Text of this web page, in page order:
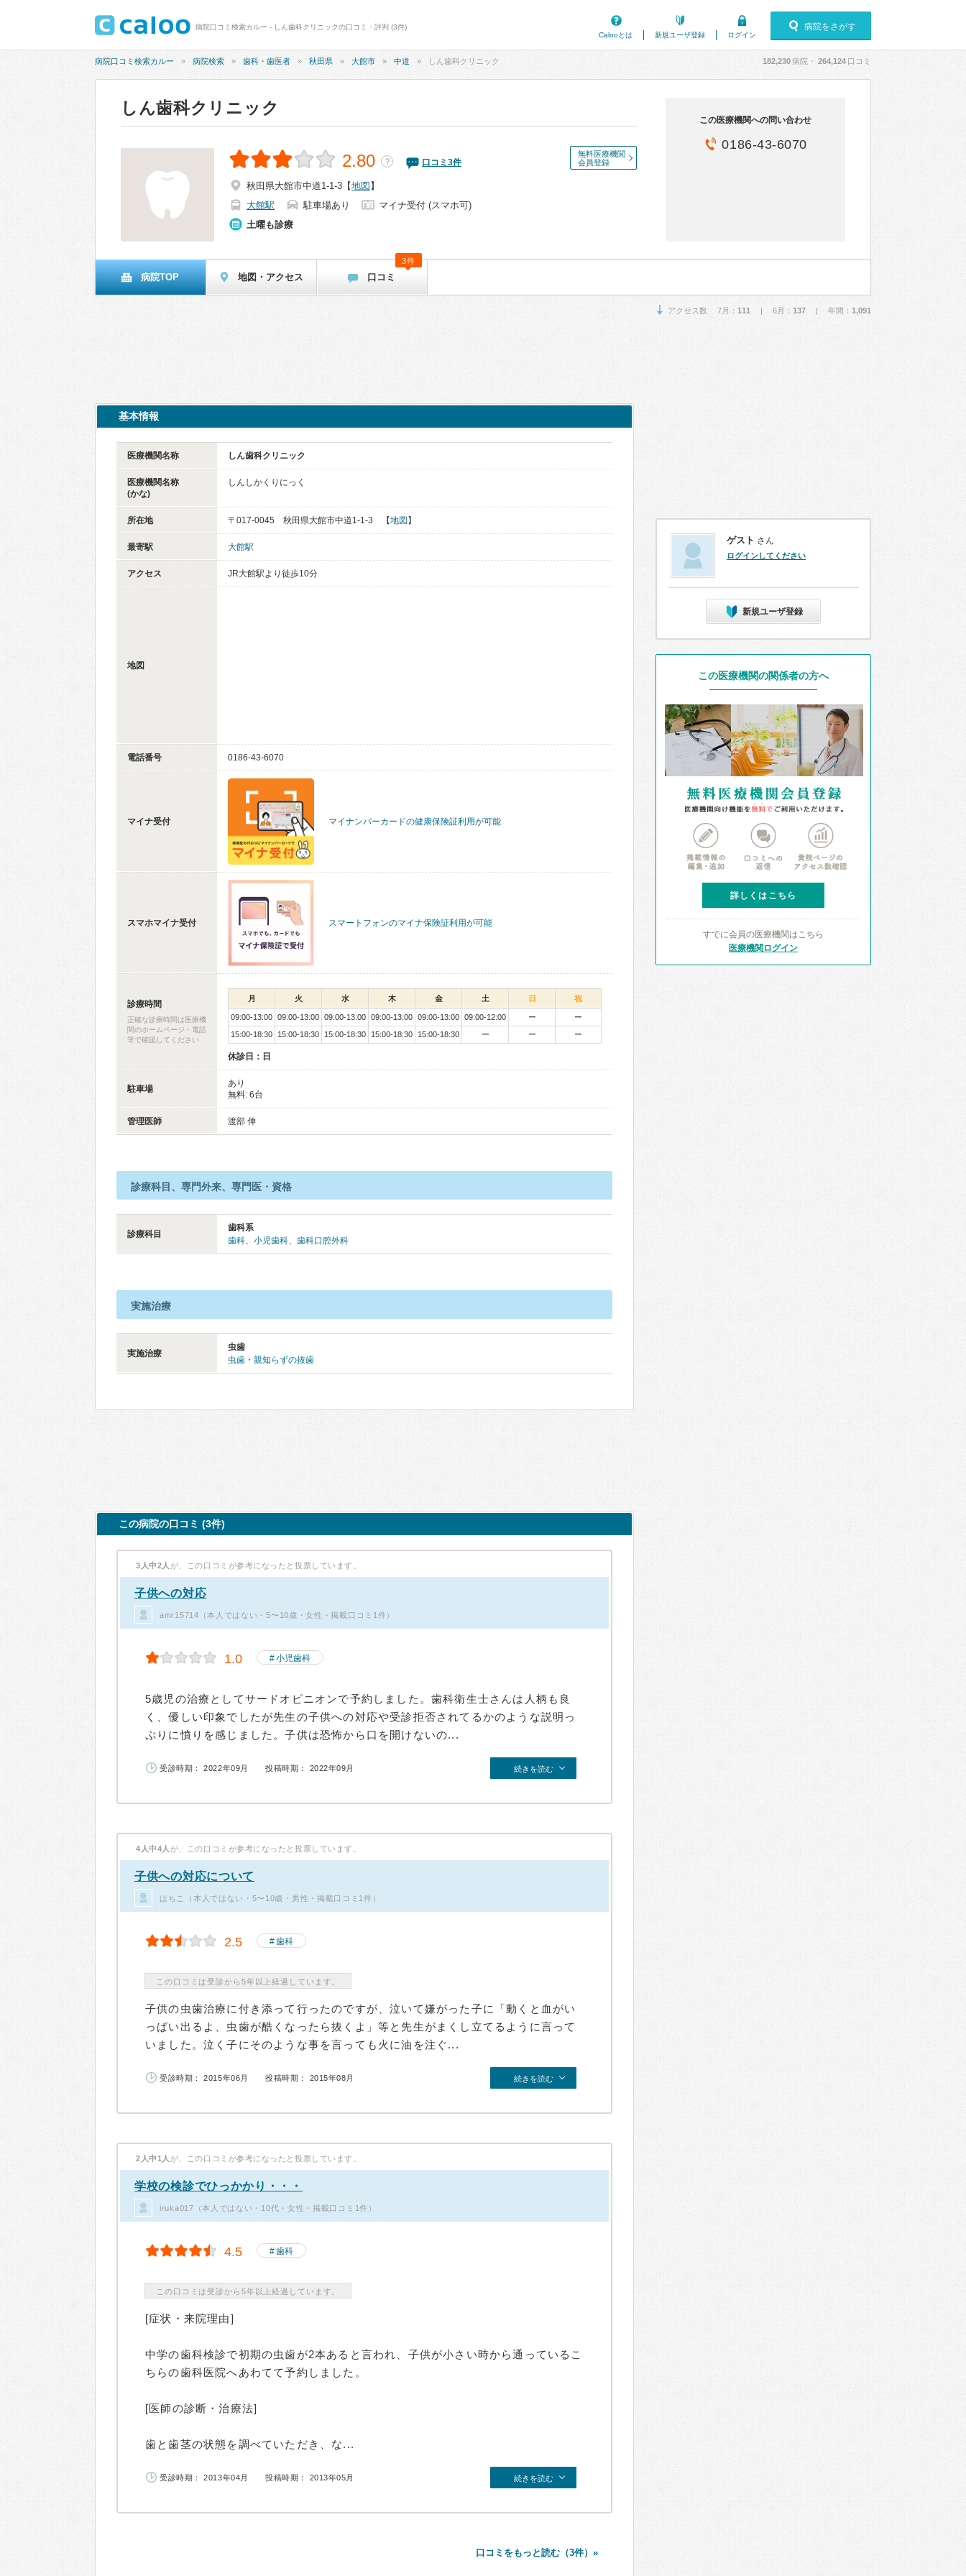
病院口コミ検索カルー - しん歯科クリニックの口コミ・評判 (3件)
Calooとは
新規ユーザ登録 ログイン
病院をさがす
病院口コミ検索カルー 病院検索 歯科・歯医者 秋田県 大館市 中道 しん歯科クリニック 182,230病院・ 264,124 口コミ
しん歯科クリニック
無料医療機関
会員登録
2.80 ？ 口コミ 3件
秋田県大館市中道1-1-3 【地図 】
大館駅
駐車場あり
マイナ受付 (スマホ可)
土曜も診療
この医療機関への問い合わせ
0186-43-6070
病院TOP 地図・アクセス 口コミ
3件
アクセス数 7月： 111 | 6月： 137 | 年間： 1,091
基本情報
医療機関名称 しん歯科クリニック
医療機関名称
(かな)
しんしかくりにっく
所在地 〒017-0045 秋田県大館市中道1-1-3 【地図 】
最寄駅 大館駅
アクセス JR大館駅より徒歩10分
地図
電話番号 0186-43-6070
マイナ受付 マイナンバーカードの健康保険証利用が可能
スマホマイナ受付 スマートフォンのマイナ保険証利用が可能
診療時間
正確な診療時間は医療機
関のホームページ・電話
等で確認してください
月 火 水 木 金 土 日 祝
09:00-13:00 09:00-13:00 09:00-13:00 09:00-13:00 09:00-13:00 09:00-12:00 ー
ー
15:00-18:30
15:00-18:30 15:00-18:30 15:00-18:30 15:00-18:30 ー ー ー
休診日：日
駐車場
あり
無料: 6台
管理医師 渡部 伸
診療科目、専門外来、専門医・資格
診療科目
歯科系
歯科、 小児歯科、 歯科口腔外科
実施治療
実施治療
虫歯
虫歯・親知らずの抜歯
この病院の口コミ (3件)
3人中2人 が、この口コミが参考になったと投票しています。
子供への対応
amr15714（本人ではない・5〜10歳・女性・掲載口コミ1件）
1.0 小児歯科
5歳児の治療としてサードオピニオンで予約しました。歯科衛生士さんは人柄も良
く、優しい印象でしたが先生の子供への対応や受診拒否されてるかのような説明っ
ぷりに憤りを感じました。子供は恐怖から口を開けないの...
受診時期： 2022年09月 投稿時期： 2022年09月 続きを読む
4人中4人 が、この口コミが参考になったと投票しています。
子供への対応について
はちこ（本人ではない・5〜10歳・男性・掲載口コミ1件）
2.5 歯科
この口コミは受診から5年以上経過しています。
子供の虫歯治療に付き添って行ったのですが、泣いて嫌がった子に「動くと血がい
っぱい出るよ、虫歯が酷くなったら抜くよ」等と先生がまくし立てるように言って
いました。泣く子にそのような事を言っても火に油を注ぐ...
受診時期： 2015年06月 投稿時期： 2015年08月 続きを読む
2人中1人 が、この口コミが参考になったと投票しています。
学校の検診でひっかかり・・・
iruka017（本人ではない・10代・女性・掲載口コミ1件）
4.5 歯科
この口コミは受診から5年以上経過しています。
[症状・来院理由]
中学の歯科検診で初期の虫歯が2本あると言われ、子供が小さい時から通っているこ
ちらの歯科医院へあわてて予約しました。
[医師の診断・治療法]
歯と歯茎の状態を調べていただき、な...
受診時期： 2013年04月 投稿時期： 2013年05月 続きを読む
口コミをもっと読む（3件）»
ゲスト さん
ログインしてください
新規ユーザ登録
この医療機関の関係者の方へ
詳しくはこちら
すでに会員の医療機関はこちら
医療機関ログイン